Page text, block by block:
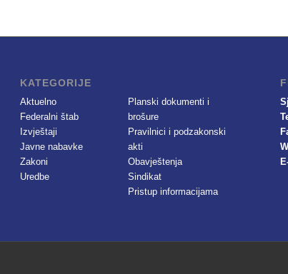
KATEGORIJE
Aktuelno
Federalni štab
Izvještaji
Javne nabavke
Zakoni
Uredbe
Planski dokumenti i
brošure
Pravilnici i podzakonski
akti
Obavještenja
Sindikat
Pristup informacijama